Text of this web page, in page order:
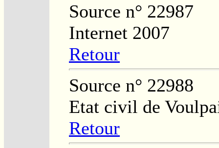
Source n° 22987
Internet 2007
Retour
Source n° 22988
Etat civil de
Retour